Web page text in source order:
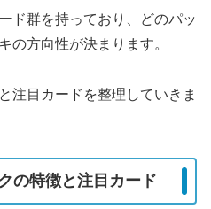
ド群を持っており、どのパッ
の方向性が決まります。
注目カードを整理していきま
の特徴と注目カード